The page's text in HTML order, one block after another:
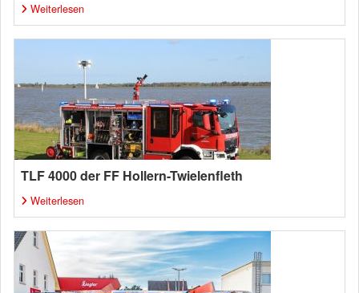
Weiterlesen
TLF 4000 der FF Hollern-Twielenfleth
Weiterlesen